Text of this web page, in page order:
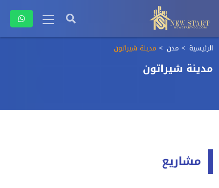
الرئيسية مدن مدينة شيراتون
مدينة شيراتون
مشاريع